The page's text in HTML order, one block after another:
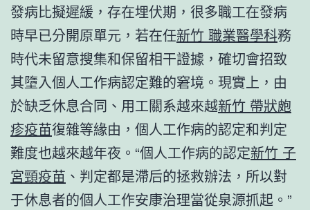
發病比擬遲緩，存在埋伏期，很多職工在發病
時早已分開原單元，若在任新竹 職業醫學科務
時代未留意搜集和保留相干證據，確切會招致
其墮入個人工作病認定難的窘境。現實上，由
於缺乏休息合同、用工關系越來越新竹 帶狀皰
疹疫苗復雜等緣由，個人工作病的認定和判定
難度也越來越年夜。“個人工作病的認定新竹 子
宮頸疫苗 、判定都是滯后的拯救辦法，所以對
于休息者的個人工作安康治理當從泉源抓起。”